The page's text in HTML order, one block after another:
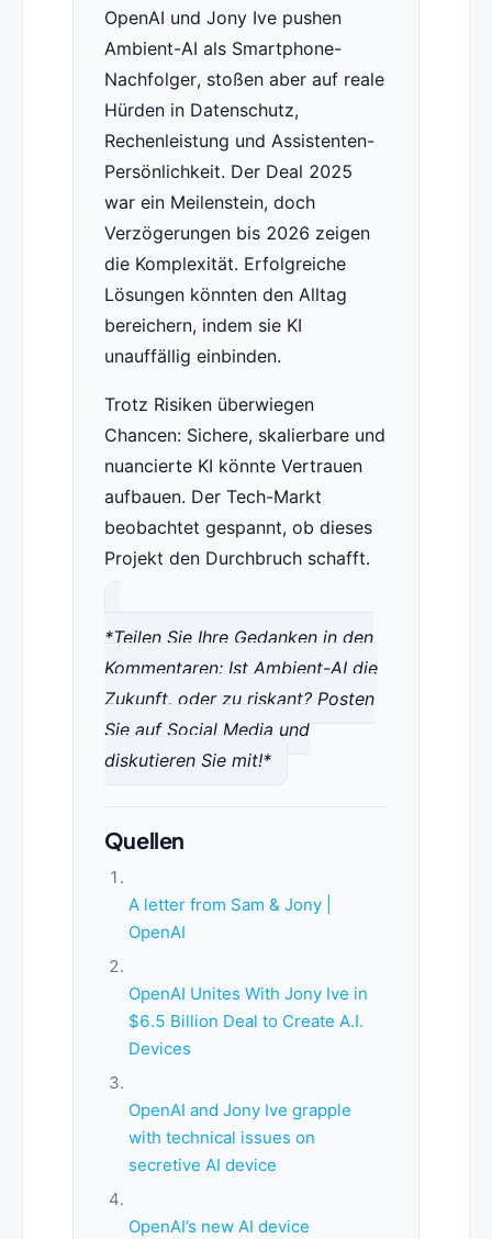
OpenAI und Jony Ive pushen
Ambient-AI als Smartphone-
Nachfolger, stoßen aber auf reale
Hürden in Datenschutz,
Rechenleistung und Assistenten-
Persönlichkeit. Der Deal 2025
war ein Meilenstein, doch
Verzögerungen bis 2026 zeigen
die Komplexität. Erfolgreiche
Lösungen könnten den Alltag
bereichern, indem sie KI
unauffällig einbinden.
Trotz Risiken überwiegen
Chancen: Sichere, skalierbare und
nuancierte KI könnte Vertrauen
aufbauen. Der Tech-Markt
beobachtet gespannt, ob dieses
Projekt den Durchbruch schafft.
*Teilen Sie Ihre Gedanken in den
Kommentaren: Ist Ambient-AI die
Zukunft, oder zu riskant? Posten
Sie auf Social Media und
diskutieren Sie mit!*
Quellen
A letter from Sam & Jony |
OpenAI
OpenAI Unites With Jony Ive in
$6.5 Billion Deal to Create A.I.
Devices
OpenAI and Jony Ive grapple
with technical issues on
secretive AI device
OpenAI’s new AI device